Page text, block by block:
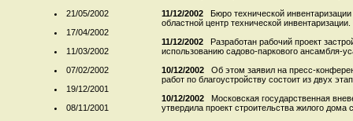
21/05/2002
17/04/2002
11/03/2002
07/02/2002
19/12/2001
08/11/2001
11/12/2002
Бюро технической
областной центр технической
11/12/2002
Разработан рабочий проект
использованию садово-паркового ансамбля-
10/12/2002
Об этом заявил на пресс-
работ по благоустройству состоит из двух
10/12/2002
Московская государственная
утвердила проект строительства жилого дома